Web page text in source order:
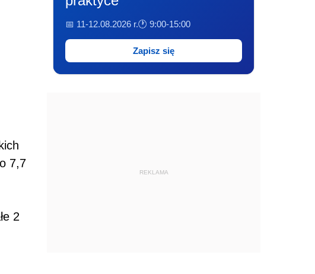
7,7
2
📅 11-12.08.2026 r.🕐 9:00-15:00
Zapisz się
REKLAMA